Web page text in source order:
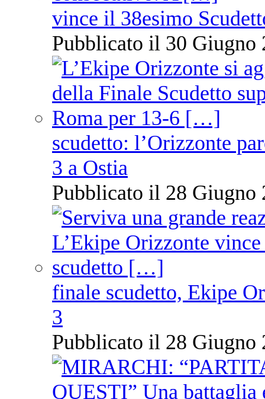
vince il 38esimo
Pubblicato il 30 Giugno
scudetto: l’Orizzonte
3 a Ostia
Pubblicato il 28 Giugno
finale scudetto, Ekipe
3
Pubblicato il 28 Giugno